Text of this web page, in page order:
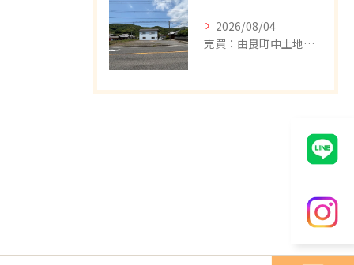
2026/08/04
売買：由良町中土地、値下げしました。